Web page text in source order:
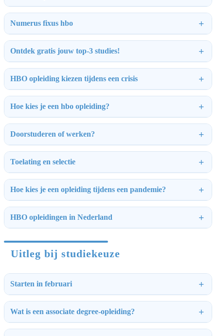
Numerus fixus hbo
Ontdek gratis jouw top-3 studies!
HBO opleiding kiezen tijdens een crisis
Hoe kies je een hbo opleiding?
Doorstuderen of werken?
Toelating en selectie
Hoe kies je een opleiding tijdens een pandemie?
HBO opleidingen in Nederland
Uitleg bij studiekeuze
Starten in februari
Wat is een associate degree-opleiding?